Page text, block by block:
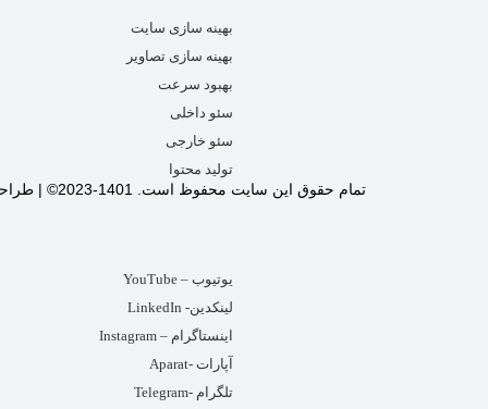
بهینه سازی سایت
بهینه سازی تصاویر
بهبود سرعت
سئو داخلی
سئو خارجی
تولید محتوا
یوتیوب – YouTube
لینکدین- LinkedIn
اینستاگرام – Instagram
آپارات -Aparat
تلگرام -Telegram
تمام حقوق این سایت محفوظ است. 1401-2023© | طراحی و اجرا توسط